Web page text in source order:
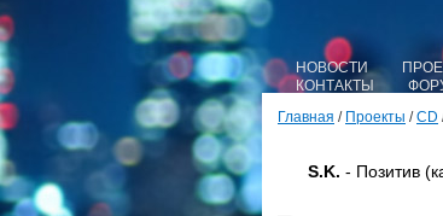
НОВОСТИ
КОНТАКТЫ
Главная / Проекты /CD
S.K. - Позитив